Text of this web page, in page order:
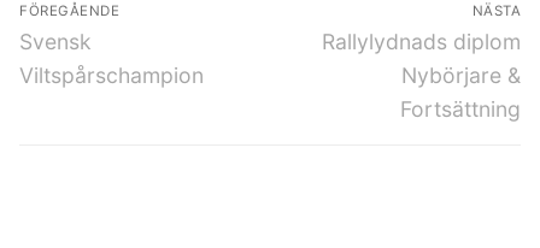
FÖREGÅENDE
Svensk
Viltspårschampion
NÄSTA
Rallylydnads diplom
Nybörjare &
Fortsättning